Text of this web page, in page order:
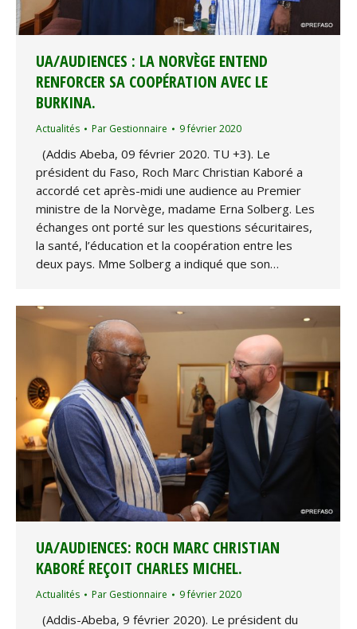
UA/AUDIENCES : LA NORVÈGE ENTEND
RENFORCER SA COOPÉRATION AVEC LE
BURKINA.
Actualités Par Gestionnaire 9 février 2020
(Addis Abeba, 09 février 2020. TU +3). Le
président du Faso, Roch Marc Christian Kaboré a
accordé cet après-midi une audience au Premier
ministre de la Norvège, madame Erna Solberg. Les
échanges ont porté sur les questions sécuritaires,
la santé, l’éducation et la coopération entre les
deux pays. Mme Solberg a indiqué que son…
UA/AUDIENCES: ROCH MARC CHRISTIAN
KABORÉ REÇOIT CHARLES MICHEL.
Actualités Par Gestionnaire 9 février 2020
(Addis-Abeba, 9 février 2020). Le président du